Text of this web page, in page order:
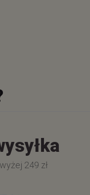
249 zł